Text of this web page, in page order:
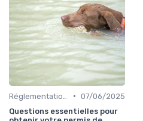
• 07/06/2025
Questions essentielles pour